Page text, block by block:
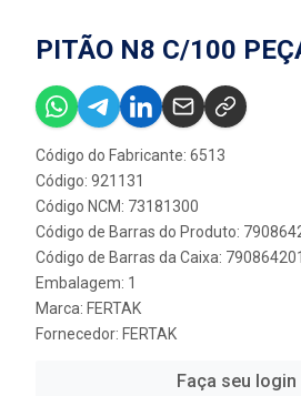
PITÃO N8 C/100
Código do Fabricante: 6513
Código: 921131
Código NCM: 73181300
Código de Barras do Produto:
Código de Barras da Caixa:
Embalagem: 1
Marca: FERTAK
Fornecedor: FERTAK
Faça seu login